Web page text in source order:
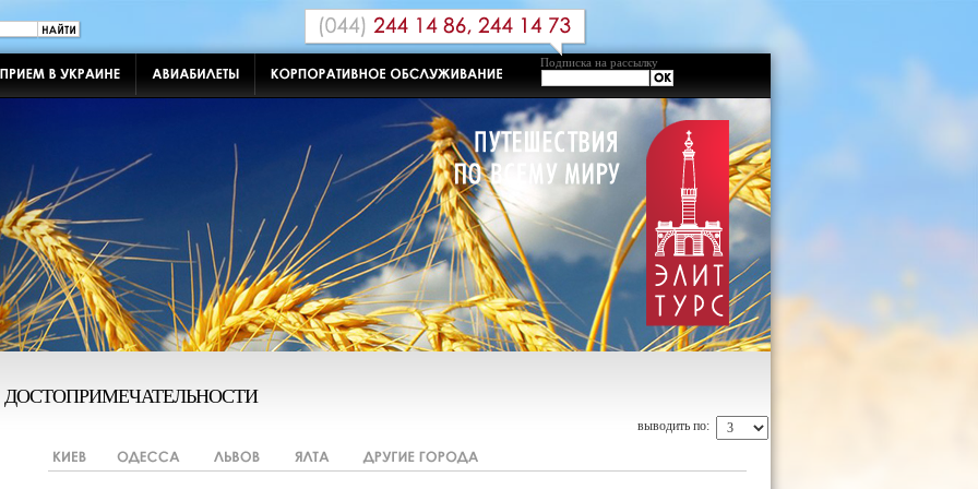
Подписка на рассылку
ДОСТОПРИМЕЧАТЕЛЬНОСТИ
выводить по: